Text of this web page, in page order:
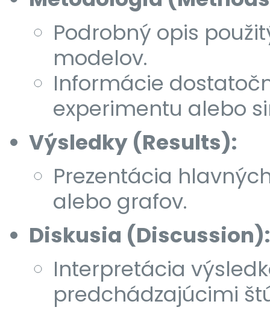
Podrobný opis
modelov.
Informácie
experimentu alebo
Výsledky (Results):
Prezentácia
alebo grafov.
Diskusia (Discussion):
Interpretácia
predchádzajúcimi